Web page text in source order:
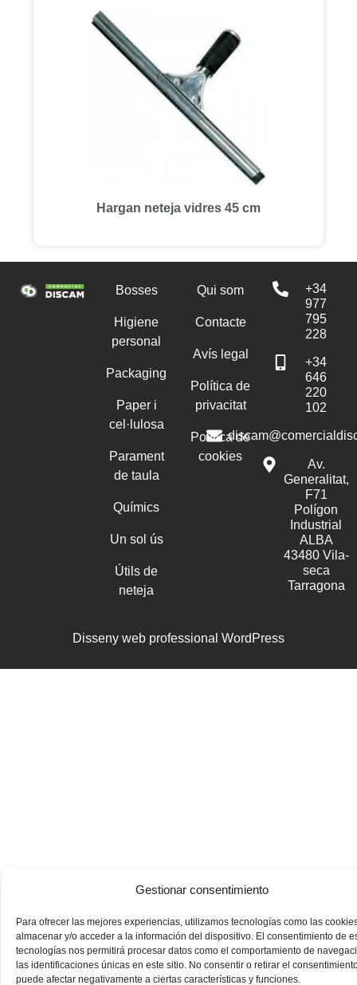
Gestionar consentimiento
Para ofrecer las mejores experiencias, utilizamos tecnologías como las
almacenar y/o acceder a la información del dispositivo. El consentimiento de
tecnologías nos permitirá procesar datos como el comportamiento de
las identificaciones únicas en este sitio. No consentir o retirar el
puede afectar negativamente a ciertas características y funciones.
Hargan neteja vidres 45 cm
Bosses
Higiene
personal
Packaging
Paper i
cel·lulosa
Parament
de taula
Químics
Un sol ús
Útils de
neteja
Qui som
Contacte
Avís legal
Política de
privacitat
Política de
cookies
+34
977
795
228
+34
646
220
102
Av.
Generalitat,
F71
Polígon
Industrial
ALBA
43480 Vila-
seca
Tarragona
Disseny web professional WordPress